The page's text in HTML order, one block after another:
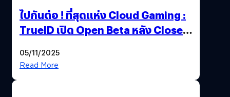
ไปกันต่อ ! ที่สุดแห่ง Cloud Gaming :
TrueID เปิด Open Beta หลัง Close
Thailand Game Show 2025 ทะลุ 15
05/11/2025
Read More